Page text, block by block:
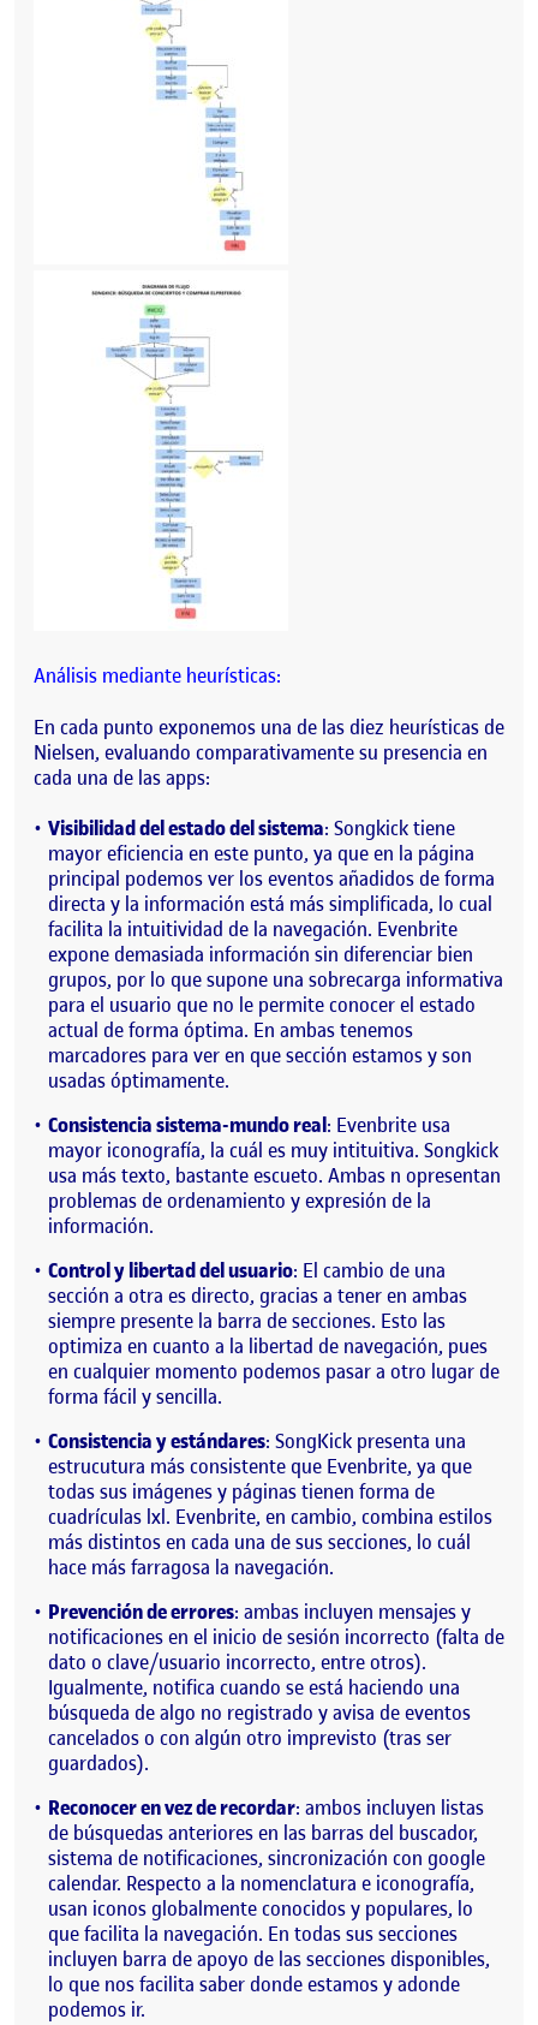
Análisis mediante heurísticas:
En cada punto exponemos una de las diez heurísticas de
Nielsen, evaluando comparativamente su presencia en
cada una de las apps:
Visibilidad del estado del sistema: Songkick tiene
mayor eficiencia en este punto, ya que en la página
principal podemos ver los eventos añadidos de forma
directa y la información está más simplificada, lo cual
facilita la intuitividad de la navegación. Evenbrite
expone demasiada información sin diferenciar bien
grupos, por lo que supone una sobrecarga informativa
para el usuario que no le permite conocer el estado
actual de forma óptima. En ambas tenemos
marcadores para ver en que sección estamos y son
usadas óptimamente.
Consistencia sistema-mundo real: Evenbrite usa
mayor iconografía, la cuál es muy intituitiva. Songkick
usa más texto, bastante escueto. Ambas n opresentan
problemas de ordenamiento y expresión de la
información.
Control y libertad del usuario: El cambio de una
sección a otra es directo, gracias a tener en ambas
siempre presente la barra de secciones. Esto las
optimiza en cuanto a la libertad de navegación, pues
en cualquier momento podemos pasar a otro lugar de
forma fácil y sencilla.
Consistencia y estándares: SongKick presenta una
estrucutura más consistente que Evenbrite, ya que
todas sus imágenes y páginas tienen forma de
cuadrículas lxl. Evenbrite, en cambio, combina estilos
más distintos en cada una de sus secciones, lo cuál
hace más farragosa la navegación.
Prevención de errores: ambas incluyen mensajes y
notificaciones en el inicio de sesión incorrecto (falta de
dato o clave/usuario incorrecto, entre otros).
Igualmente, notifica cuando se está haciendo una
búsqueda de algo no registrado y avisa de eventos
cancelados o con algún otro imprevisto (tras ser
guardados).
Reconocer en vez de recordar: ambos incluyen listas
de búsquedas anteriores en las barras del buscador,
sistema de notificaciones, sincronización con google
calendar. Respecto a la nomenclatura e iconografía,
usan iconos globalmente conocidos y populares, lo
que facilita la navegación. En todas sus secciones
incluyen barra de apoyo de las secciones disponibles,
lo que nos facilita saber donde estamos y adonde
podemos ir.